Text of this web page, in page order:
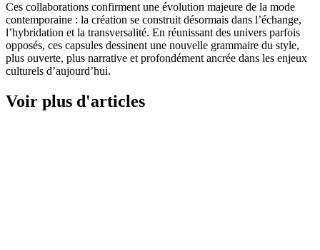
Ces collaborations confirment une évolution majeure de la mode
contemporaine : la création se construit désormais dans l’échange,
l’hybridation et la transversalité. En réunissant des univers parfois
opposés, ces capsules dessinent une nouvelle grammaire du style,
plus ouverte, plus narrative et profondément ancrée dans les enjeux
culturels d’aujourd’hui.
Voir plus d'articles